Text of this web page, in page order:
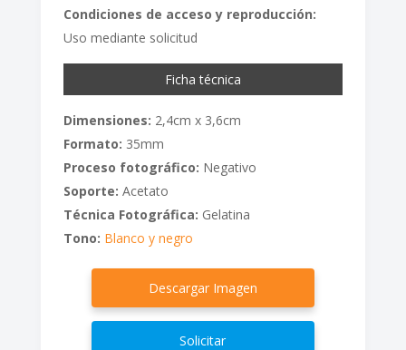
Condiciones de acceso y reproducción:
Uso mediante solicitud
Ficha técnica
Dimensiones: 2,4cm x 3,6cm
Formato: 35mm
Proceso fotográfico: Negativo
Soporte: Acetato
Técnica Fotográfica: Gelatina
Tono: Blanco y negro
Descargar Imagen
Solicitar